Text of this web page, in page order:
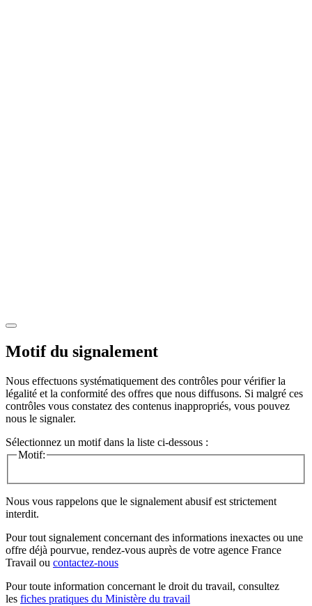
Motif du signalement
Nous effectuons systématiquement des contrôles pour vérifier la
légalité et la conformité des offres que nous diffusons. Si malgré ces
contrôles vous constatez des contenus inappropriés, vous pouvez
nous le signaler.
Sélectionnez un motif dans la liste ci-dessous :
Motif:
Nous vous rappelons que le signalement abusif est strictement
interdit.
Pour tout signalement concernant des informations inexactes ou une
offre déjà pourvue, rendez-vous auprès de votre agence France
Travail ou contactez-nous
Pour toute information concernant le droit du travail, consultez
les fiches pratiques du Ministère du travail